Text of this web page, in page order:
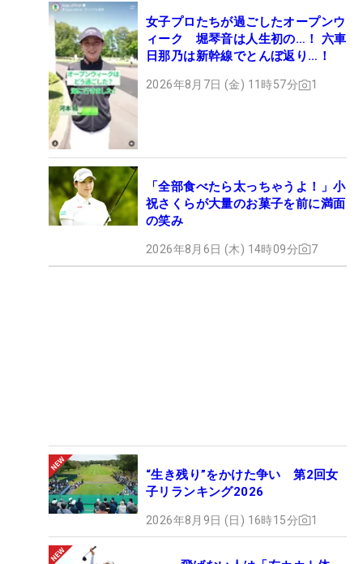
女子プロたちが過ごしたオープンウ
ィーク 堀琴音は人生初の…！ 六車
日那乃は新幹線でとんぼ返り…！
2026年8月7日 (金) 11時57分 1
「全部食べたら太っちゃうよ！」小
祝さくらが大量のお菓子を前に満面
の笑み
2026年8月6日 (木) 14時09分 7
“生き残り”をかけた争い 第2回女
子リランキング2026
2026年8月9日 (日) 16時15分 1